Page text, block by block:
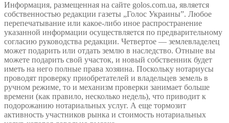
Информация, размещенная на сайте golos.com.ua, является
собственностью редакции газеты „Голос Украины”. Любое
перепечатывание или какое-либо иное распространение
указанной информации осуществляется по предварительному
согласию руководства редакции. Четвертое — землевладелец
может подарить или отдать землю в наследство. Отныне вы
можете подарить свой участок, и новый собственник будет
иметь на него полные права хозяина. Поскольку нотариусы
проводят проверку приобретателей и владельцев земель в
ручном режиме, то и механизм проверки занимает больше
времени (как правило, несколько недель), что приводит к
подорожанию нотариальных услуг. А еще тормозит
активность участников рынка и стоимость нотариальных